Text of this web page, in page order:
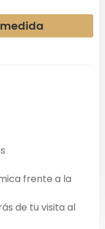
frente a la
de tu visita al